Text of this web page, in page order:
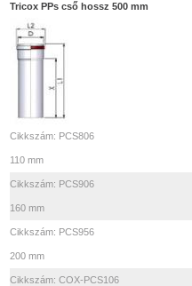
Tricox PPs cső hossz 500 mm
Cikkszám: PCS806
110 mm
Cikkszám: PCS906
160 mm
Cikkszám: PCS956
200 mm
Cikkszám: COX-PCS106